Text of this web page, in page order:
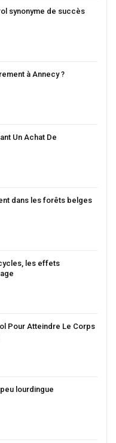
synonyme de succès
à Annecy ?
Un Achat De
dans les forêts belges
les effets
Pour Atteindre Le Corps
lourdingue